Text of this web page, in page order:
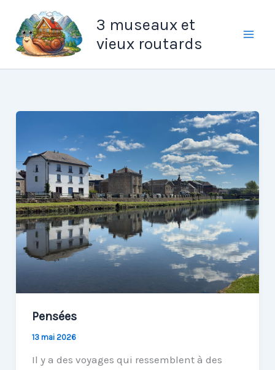
contenu
3 museaux et
vieux routards
Pensées
13 mai 2026
Il y a des voyages qui ressemblent à des